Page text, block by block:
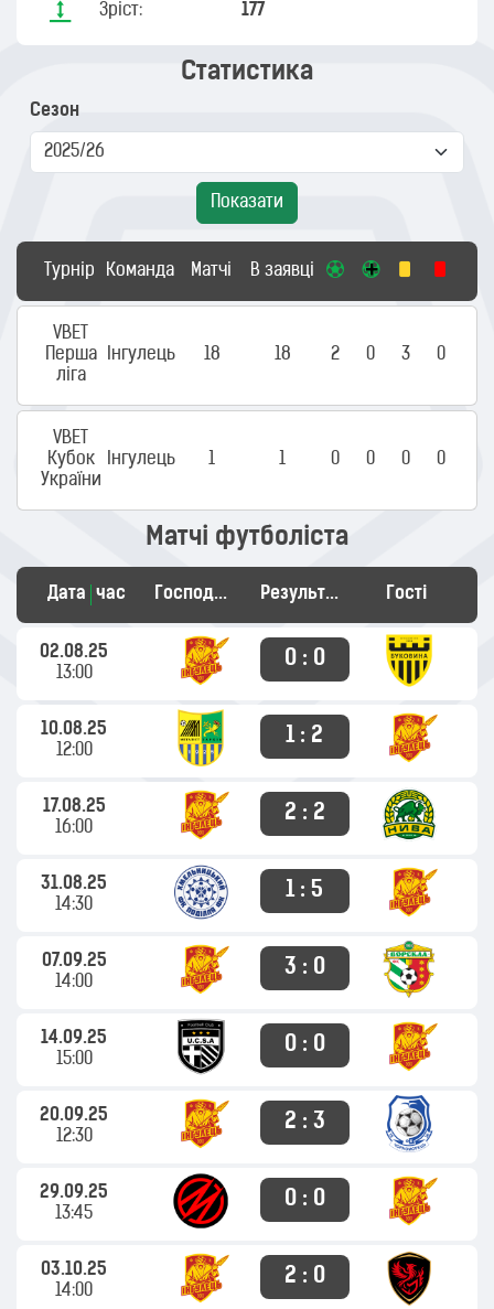
Зріст: 177
Статистика
Сезон
Показати
Турнір Команда Матчі В заявці
VBET
Перша
ліга
Інгулець 18 18 2 0 3 0
VBET
Кубок
України
Інгулець 1 1 0 0 0 0
Матчі футболіста
Дата час Господарі Результат Гості
02.08.25
13:00
0 : 0
10.08.25
12:00
1 : 2
17.08.25
16:00
2 : 2
31.08.25
14:30
1 : 5
07.09.25
14:00
3 : 0
14.09.25
15:00
0 : 0
20.09.25
12:30
2 : 3
29.09.25
13:45
0 : 0
03.10.25
14:00
2 : 0